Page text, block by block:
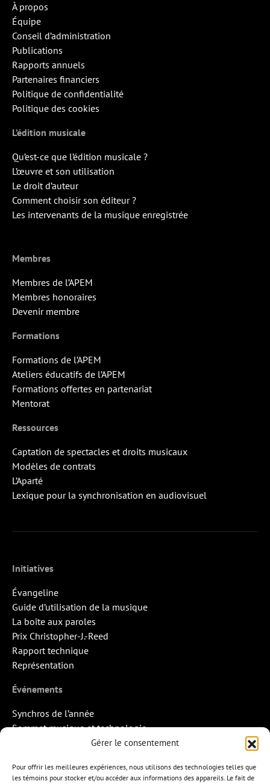
Gérer le consentement
Pour offrir les meilleures expériences, nous utilisons des technologies telles que
les témoins pour stocker et/ou accéder aux informations des appareils. Le fait de
À propos
Équipe
Conseil d’administration
Publications
Rapports annuels
Partenaires financiers
Politique de confidentialité
Politique des cookies
L’édition musicale
Qu’est-ce que l’édition musicale ?
L’œuvre et son utilisation
Le droit d’auteur
Comment choisir son éditeur ?
Les intervenants de la musique enregistrée
Membres
Membres de l’APEM
Membres honoraires
Devenir membre
Formations
Formations de l’APEM
Ateliers éducatifs de l’APEM
Formations offertes en partenariat
Mentorat
Ressources
Captation de spectacles et droits musicaux
Modèles de contrats
L’Aparté
Lexique pour la synchronisation en audiovisuel
Initiatives
Évangeline
Guide d’utilisation de la musique
La boîte aux paroles
Prix Christopher-J.-Reed
Rapport technique
Représentation
Événements
Synchros de l’année
Sommet musique et technologie
Quand la musique rencontre l’image
Missions d’export